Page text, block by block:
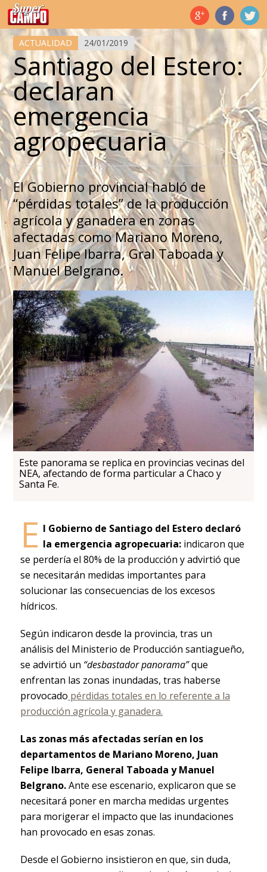
Temas de hoy
ACTUALIDAD 24/01/2019
Santiago del Estero:
declaran
emergencia
agropecuaria
El Gobierno provincial habló de
“pérdidas totales” de la producción
agrícola y ganadera en zonas
afectadas como Mariano Moreno,
Juan Felipe Ibarra, Gral Taboada y
Manuel Belgrano.
Este panorama se replica en provincias vecinas del
NEA, afectando de forma particular a Chaco y
Santa Fe.
E l Gobierno de Santiago del Estero declaró
la emergencia agropecuaria:indicaron que
se perdería el 80% de la producción y advirtió que
se necesitarán medidas importantes para
solucionar las consecuencias de los excesos
hídricos.
Según indicaron desde la provincia, tras un
análisis del Ministerio de Producción santiagueño,
se advirtió un “desbastador panorama”que
enfrentan las zonas inundadas, tras haberse
provocado pérdidas totales en lo referente a la
producción agrícola y ganadera.
Las zonas más afectadas serían en los
departamentos de Mariano Moreno, Juan
Felipe Ibarra, General Taboada y Manuel
Belgrano.Ante ese escenario, explicaron que se
necesitará poner en marcha medidas urgentes
para morigerar el impacto que las inundaciones
han provocado en esas zonas.
Desde el Gobierno insistieron en que, sin duda,